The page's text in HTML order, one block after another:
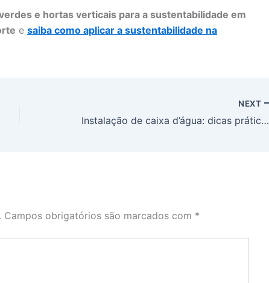
e hortas verticais para a sustentabilidade em
e saiba como aplicar a sustentabilidade na
NEXT
Instalação de caixa d’água: dicas práticas e essenciais
Campos obrigatórios são marcados com *